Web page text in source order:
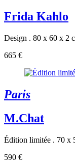
Frida Kahlo
Design . 80 x 60 x 2
665 €
Paris
M.Chat
Édition limitée . 70 x
590 €